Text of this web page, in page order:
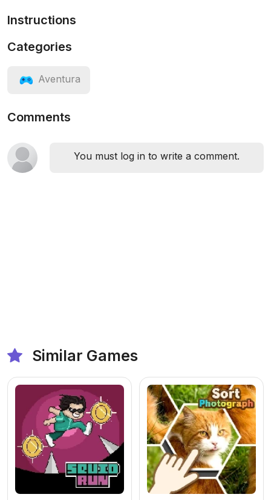
Instructions
Categories
Aventura
Comments
You must log in to write a comment.
Similar Games